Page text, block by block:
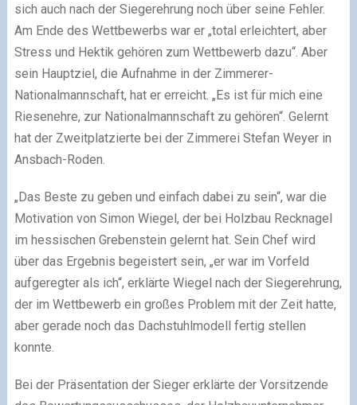
sich auch nach der Siegerehrung noch über seine Fehler.
Am Ende des Wettbewerbs war er „total erleichtert, aber
Stress und Hektik gehören zum Wettbewerb dazu“. Aber
sein Hauptziel, die Aufnahme in der Zimmerer-
Nationalmannschaft, hat er erreicht. „Es ist für mich eine
Riesenehre, zur Nationalmannschaft zu gehören“. Gelernt
hat der Zweitplatzierte bei der Zimmerei Stefan Weyer in
Ansbach-Roden.
„Das Beste zu geben und einfach dabei zu sein“, war die
Motivation von Simon Wiegel, der bei Holzbau Recknagel
im hessischen Grebenstein gelernt hat. Sein Chef wird
über das Ergebnis begeistert sein, „er war im Vorfeld
aufgeregter als ich“, erklärte Wiegel nach der Siegerehrung,
der im Wettbewerb ein großes Problem mit der Zeit hatte,
aber gerade noch das Dachstuhlmodell fertig stellen
konnte.
Bei der Präsentation der Sieger erklärte der Vorsitzende